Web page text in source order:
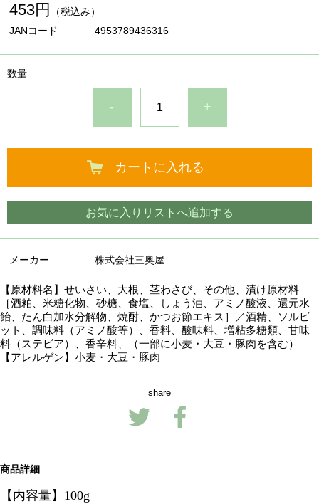
453円
（税込み）
JANコード
4953789436316
数量
- +
カートに入れる
お気に入りリストへ追加する
メーカー 株式会社三奥屋
【原材料名】せいさい、大根、茎わさび、その他、漬け原材料
［酒粕、米糖化物、砂糖、食塩、しょう油、アミノ酸液、還元水
飴、たん白加水分解物、焼酎、かつお節エキス］／酒精、ソルビ
ット、調味料（アミノ酸等）、香料、酸味料、増粘多糖類、甘味
料（ステビア）、香辛料、（一部に小麦・大豆・豚肉を含む）
【アレルゲン】 小麦・大豆・豚肉
share
商品詳細
【内容量】100g